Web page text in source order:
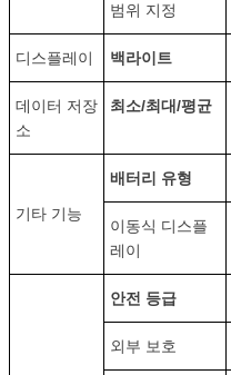
범위 지정
디스플레이 백라이트
데이터 저장
소
최소/최대/평균
기타 기능
배터리 유형
이동식 디스플
레이
안전 등급
외부 보호